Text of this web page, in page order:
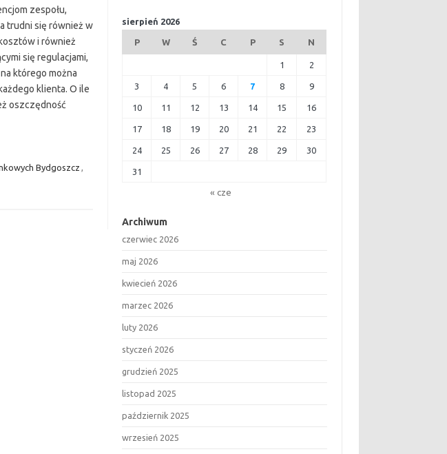
zespołu,
trudni się również w
i również
się regulacjami,
którego można
klienta. O ile
oszczędność
Bydgoszcz ,
sierpień 2026
P W Ś C P S N
1 2
3 4 5 6 7 8 9
10 11 12 13 14 15 16
17 18 19 20 21 22 23
24 25 26 27 28 29 30
31
« cze
Archiwum
czerwiec 2026
maj 2026
kwiecień 2026
marzec 2026
luty 2026
styczeń 2026
grudzień 2025
listopad 2025
październik 2025
wrzesień 2025